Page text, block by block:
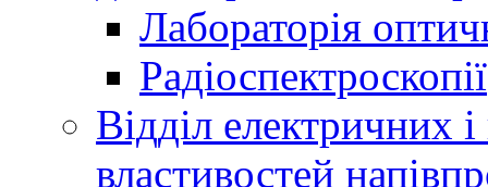
Лабораторія
Радіоспектроскопії
Відділ електричних
властивостей